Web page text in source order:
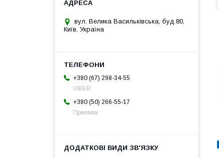
вул. Велика Васильківська, буд.80,
Київ, Україна
+380 (67) 298-34-55
VIBER
+380 (50) 266-55-17
Приемка